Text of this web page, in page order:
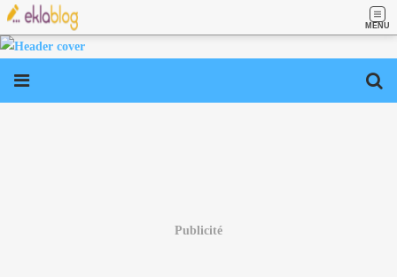
MENU
Publicité